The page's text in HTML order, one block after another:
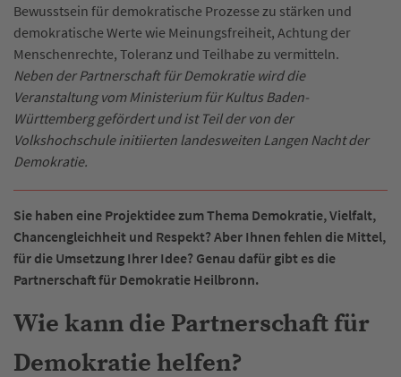
Bewusstsein für demokratische Prozesse zu stärken und
demokratische Werte wie Meinungsfreiheit, Achtung der
Menschenrechte, Toleranz und Teilhabe zu vermitteln.
Neben der Partnerschaft für Demokratie wird die
Veranstaltung vom Ministerium für Kultus Baden-
Württemberg gefördert und ist Teil der von der
Volkshochschule initiierten landesweiten Langen Nacht der
Demokratie.
Sie haben eine Projektidee zum Thema Demokratie, Vielfalt,
Chancengleichheit und Respekt? Aber Ihnen fehlen die Mittel,
für die Umsetzung Ihrer Idee? Genau dafür gibt es die
Partnerschaft für Demokratie Heilbronn.
Wie kann die Partnerschaft für
Demokratie helfen?